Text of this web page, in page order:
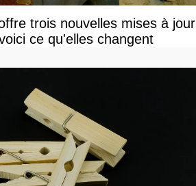
trois nouvelles mises à jour
ce qu'elles changent